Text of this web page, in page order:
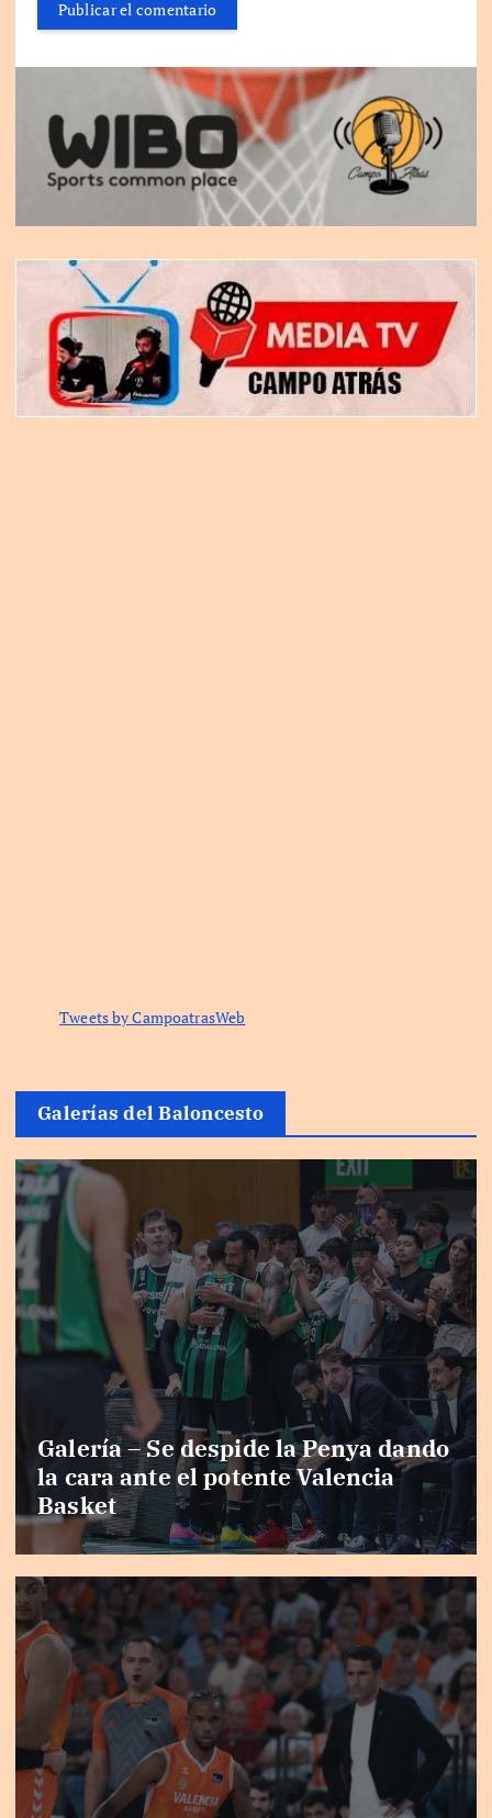
Tweets by CampoatrasWeb
Galerías del Baloncesto
Galería – Se despide la Penya dando
la cara ante el potente Valencia
Basket